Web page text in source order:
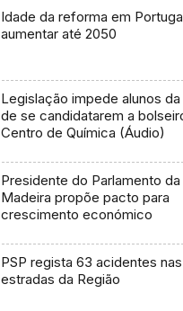
Idade da reforma em
aumentar até 2050
Legislação impede alunos
de se candidatarem a
Centro de Química (Áudio)
Presidente do Parlamento da
Madeira propõe pacto para
crescimento económico
PSP regista 63 acidentes nas
estradas da Região